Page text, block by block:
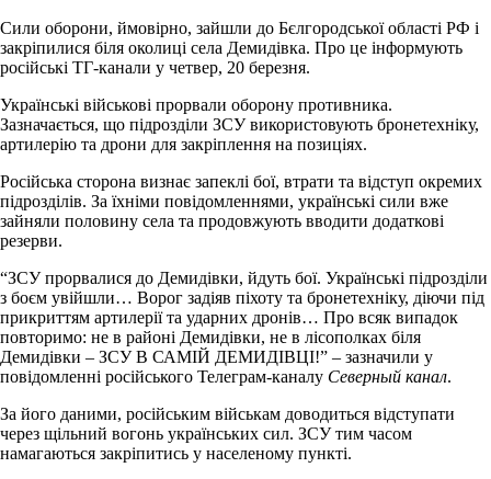
Сили оборони, ймовірно, зайшли до Бєлгородської області РФ і
закріпилися біля околиці села Демидівка. Про це інформують
російські ТГ-канали у четвер, 20 березня.
Українські військові прорвали оборону противника.
Зазначається, що підрозділи ЗСУ використовують бронетехніку,
артилерію та дрони для закріплення на позиціях.
Російська сторона визнає запеклі бої, втрати та відступ окремих
підрозділів. За їхніми повідомленнями, українські сили вже
зайняли половину села та продовжують вводити додаткові
резерви.
“ЗСУ прорвалися до Демидівки, йдуть бої. Українські підрозділи
з боєм увійшли… Ворог задіяв піхоту та бронетехніку, діючи під
прикриттям артилерії та ударних дронів… Про всяк випадок
повторимо: не в районі Демидівки, не в лісополках біля
Демидівки – ЗСУ В САМІЙ ДЕМИДІВЦІ!” – зазначили у
повідомленні російського Телеграм-каналу Северный канал.
За його даними, російським військам доводиться відступати
через щільний вогонь українських сил. ЗСУ тим часом
намагаються закріпитись у населеному пункті.